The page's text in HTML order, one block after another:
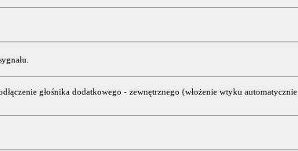
głośnika dodatkowego - zewnętrznego (włożenie wtyku automatycznie